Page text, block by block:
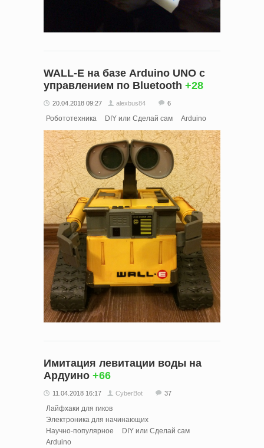
WALL-E на базе Arduino UNO c
управлением по Bluetooth +28
20.04.2018 09:27 alexbus84 6
Робототехника DIY или Сделай сам Arduino
Имитация левитации воды на
Ардуино +66
11.04.2018 16:17 CyberBot 37
Лайфхаки для гиков
Электроника для начинающих
Научно-популярное
DIY или Сделай сам
Arduino